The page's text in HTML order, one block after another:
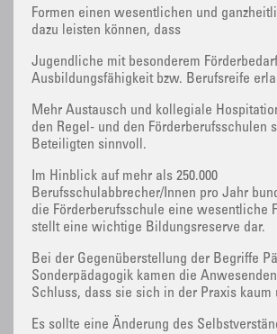
Formen einen wesentlichen und
dazu leisten können, dass
Jugendliche mit besonderem Förderbedarf
Ausbildungsfähigkeit bzw. Berufsreife
Mehr Austausch und kollegiale
den Regel- und den Förderberufsschulen
Beteiligten sinnvoll.
Im Hinblick auf mehr als 250.000
Berufsschulabbrecher/Innen pro Jahr
die Förderberufsschule eine wesentliche
stellt eine wichtige Bildungsreserve dar.
Bei der Gegenüberstellung der Begriffe
Sonderpädagogik kamen die
Schluss, dass sie sich in der Praxis kaum
Es sollte eine Änderung des